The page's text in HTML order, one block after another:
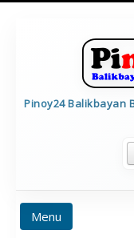
Pinoy24 Balikbayan
Menu